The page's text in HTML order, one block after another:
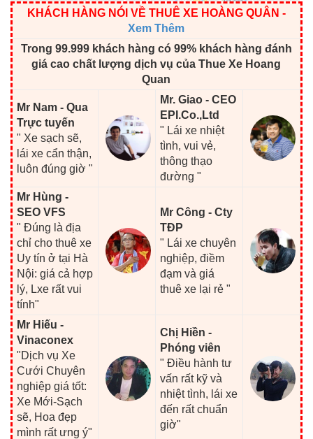
KHÁCH HÀNG NÓI VỀ THUÊ XE HOÀNG QUÂN -
Xem Thêm
Trong 99.999 khách hàng có 99% khách hàng đánh
giá cao chất lượng dịch vụ của Thue Xe Hoang
Quan
Mr Nam - Qua
Trực tuyến
" Xe sạch sẽ,
lái xe cẩn thận,
luôn đúng giờ "
Mr. Giao - CEO
EPI.Co.,Ltd
" Lái xe nhiệt
tình, vui vẻ,
thông thạo
đường "
Mr Hùng -
SEO VFS
" Đúng là địa
chỉ cho thuê xe
Uy tín ở tại Hà
Nội: giá cả hợp
lý, Lxe rất vui
tính"
Mr Công - Cty
TĐP
" Lái xe chuyên
nghiệp, điềm
đạm và giá
thuê xe lại rẻ "
Mr Hiếu -
Vinaconex
"Dịch vụ Xe
Cưới Chuyên
nghiệp giá tốt:
Xe Mới-Sạch
sẽ, Hoa đẹp
mình rất ưng ý"
Chị Hiền -
Phóng viên
" Điều hành tư
vấn rất kỹ và
nhiệt tình, lái xe
đến rất chuẩn
giờ"